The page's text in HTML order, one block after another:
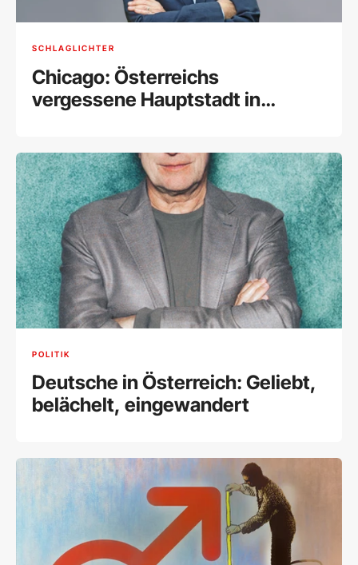
SCHLAGLICHTER
Chicago: Österreichs
vergessene Hauptstadt in
POLITIK
Deutsche in Österreich: Geliebt,
belächelt, eingewandert